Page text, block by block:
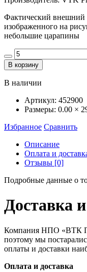
Фактический внешний
изображенного на
небольшие царапины
В корзину
В наличии
Артикул: 452900
Размеры: 0.00 ×
Избранное Сравнить
Описание
Оплата и
Отзывы [0]
Подробные данные о
Доставка
Компания НПО «ВТК
поэтому мы
оплаты и доставки
Оплата и доставка